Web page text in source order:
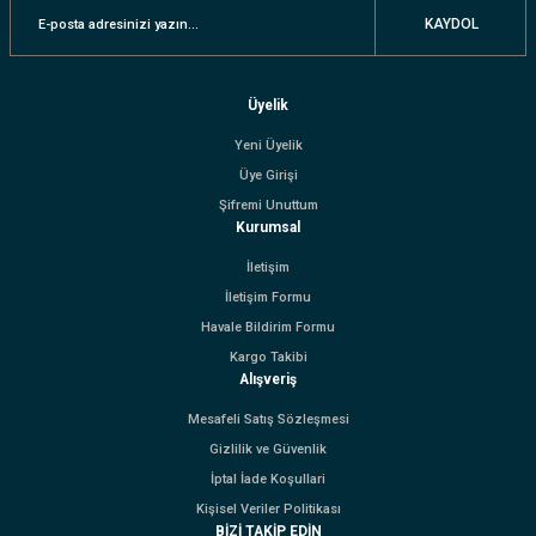
KAYDOL
Üyelik
Yeni Üyelik
Üye Girişi
Şifremi Unuttum
Kurumsal
İletişim
İletişim Formu
Havale Bildirim Formu
Kargo Takibi
Alışveriş
Mesafeli Satış Sözleşmesi
Gizlilik ve Güvenlik
İptal İade Koşullari
Kişisel Veriler Politikası
BİZİ TAKİP EDİN